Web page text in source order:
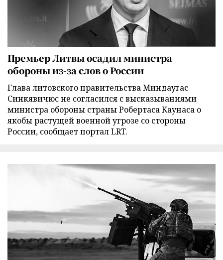
Премьер Литвы осадил министра
обороны из-за слов о России
Глава литовского правительства Миндаугас
Синкявичюс не согласился с высказываниями
министра обороны страны Робертаса Каунаса о
якобы растущей военной угрозе со стороны
России, сообщает портал LRT.